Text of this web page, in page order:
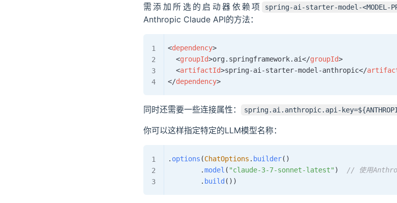
需添加所选的启动器依赖项
spring-ai-starter-model-<MODEL-
Anthropic Claude API的方法：
<dependency>
<groupId>org.springframework.ai</groupId>
<artifactId>spring-ai-starter-model-anthropic</
</dependency>
同时还需要一些连接属性： spring.ai.anthropic.api-
你可以这样指定特定的LLM模型名称：
. options (ChatOptions . builder( )
.model ( "claude-3-7-sonnet-latest" )
// 使用
. build ( ) )